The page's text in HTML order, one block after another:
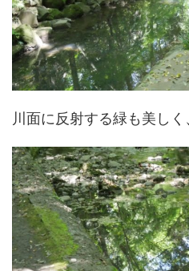
川面に反射する緑も美しく